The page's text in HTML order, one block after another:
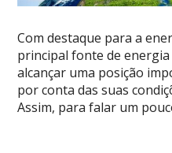
Com destaque para a
principal fonte de
alcançar uma posição
por conta das suas
Assim, para falar um